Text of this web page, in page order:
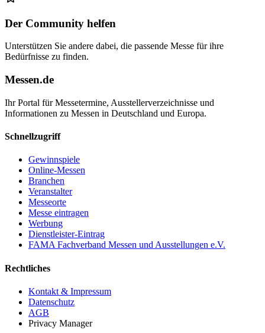
Der Community helfen
Unterstützen Sie andere dabei, die passende Messe für ihre
Bedürfnisse zu finden.
Messen.de
Ihr Portal für Messetermine, Ausstellerverzeichnisse und
Informationen zu Messen in Deutschland und Europa.
Schnellzugriff
Gewinnspiele
Online-Messen
Branchen
Veranstalter
Messeorte
Messe eintragen
Werbung
Dienstleister-Eintrag
FAMA Fachverband Messen und Ausstellungen e.V.
Rechtliches
Kontakt & Impressum
Datenschutz
AGB
Privacy Manager